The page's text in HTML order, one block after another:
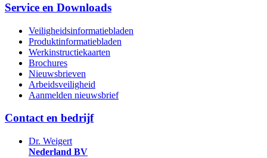
Service en Downloads
Veiligheidsinformatiebladen
Produktinformatiebladen
Werkinstructiekaarten
Brochures
Nieuwsbrieven
Arbeidsveiligheid
Aanmelden nieuwsbrief
Contact en bedrijf
Dr. Weigert
Nederland BV